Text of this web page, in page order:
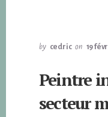
by cedric on 19
Peintre
secteur